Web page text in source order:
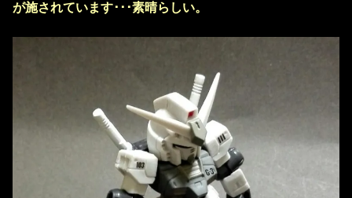
が施されています･･･素晴らしい。